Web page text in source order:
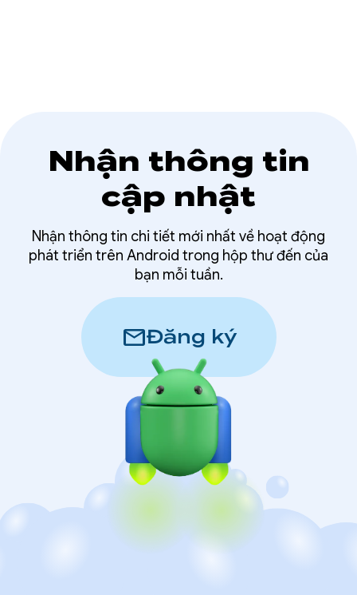
Nhận thông tin
cập nhật
Nhận thông tin chi tiết mới nhất về hoạt động
phát triển trên Android trong hộp thư đến của
bạn mỗi tuần.
mailĐăng ký